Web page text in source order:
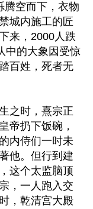
腾空而下，衣物
城内施工的匠
来，2000人跌
中的大象因受惊
百姓，死者无
之时，熹宗正
帝扔下饭碗，
内侍们一时未
他。但行到建
这个太监脑顶
，一人跑入交
，乾清宫大殿